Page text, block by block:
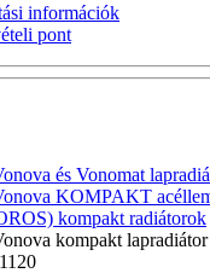
információk
pont
és Vonomat
KOMPAKT
kompakt radiátorok
kompakt lapradiátor